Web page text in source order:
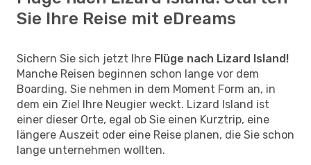
Sie Ihre Reise mit eDreams
Sichern Sie sich jetzt Ihre Flüge nach Lizard Island!
Manche Reisen beginnen schon lange vor dem
Boarding. Sie nehmen in dem Moment Form an, in
dem ein Ziel Ihre Neugier weckt. Lizard Island ist
einer dieser Orte, egal ob Sie einen Kurztrip, eine
längere Auszeit oder eine Reise planen, die Sie schon
lange unternehmen wollten.